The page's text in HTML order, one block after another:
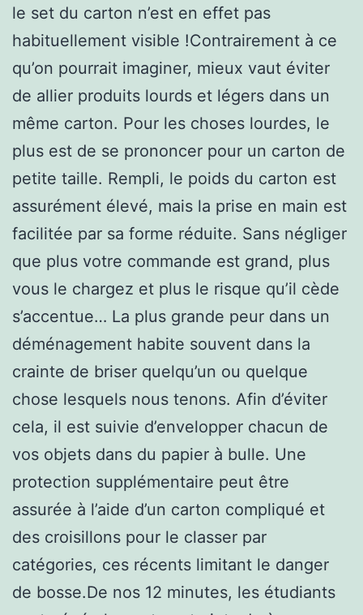
le set du carton n’est en effet pas
habituellement visible !Contrairement à ce
qu’on pourrait imaginer, mieux vaut éviter
de allier produits lourds et légers dans un
même carton. Pour les choses lourdes, le
plus est de se prononcer pour un carton de
petite taille. Rempli, le poids du carton est
assurément élevé, mais la prise en main est
facilitée par sa forme réduite. Sans négliger
que plus votre commande est grand, plus
vous le chargez et plus le risque qu’il cède
s’accentue… La plus grande peur dans un
déménagement habite souvent dans la
crainte de briser quelqu’un ou quelque
chose lesquels nous tenons. Afin d’éviter
cela, il est suivie d’envelopper chacun de
vos objets dans du papier à bulle. Une
protection supplémentaire peut être
assurée à l’aide d’un carton compliqué et
des croisillons pour le classer par
catégories, ces récents limitant le danger
de bosse.De nos 12 minutes, les étudiants